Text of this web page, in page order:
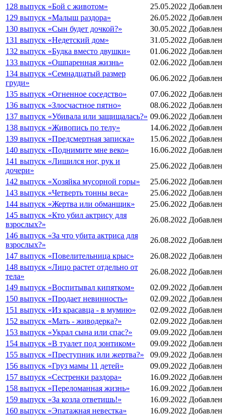
128 выпуск «Бой с животом»
25.05.2022 Добавлен
129 выпуск «Малыш раздора»
26.05.2022 Добавлен
130 выпуск «Сын будет дочкой?»
30.05.2022 Добавлен
131 выпуск «Недетский дом»
31.05.2022 Добавлен
132 выпуск «Будка вместо двушки»
01.06.2022 Добавлен
133 выпуск «Ошпаренная жизнь»
02.06.2022 Добавлен
134 выпуск «Семнадцатый размер
груди»
06.06.2022 Добавлен
135 выпуск «Огненное соседство»
07.06.2022 Добавлен
136 выпуск «Злосчастное пятно»
08.06.2022 Добавлен
137 выпуск «Убивала или защищалась?» 09.06.2022 Добавлен
138 выпуск «Живопись по телу»
14.06.2022 Добавлен
139 выпуск «Предсмертная записка»
15.06.2022 Добавлен
140 выпуск «Поднимите мне веко»
16.06.2022 Добавлен
141 выпуск «Лишился ног, рук и
дочери»
25.06.2022 Добавлен
142 выпуск «Хозяйка мусорной горы»
25.06.2022 Добавлен
143 выпуск «Четверть тонны веса»
25.06.2022 Добавлен
144 выпуск «Жертва или обманщик»
25.06.2022 Добавлен
145 выпуск «Кто убил актрису для
взрослых?»
26.08.2022 Добавлен
146 выпуск «За что убита актриса для
взрослых?»
26.08.2022 Добавлен
147 выпуск «Повелительница крыс»
26.08.2022 Добавлен
148 выпуск «Лицо растет отдельно от
тела»
26.08.2022 Добавлен
149 выпуск «Воспитывал кипятком»
02.09.2022 Добавлен
150 выпуск «Продает невинность»
02.09.2022 Добавлен
151 выпуск «Из красавца - в мумию»
02.09.2022 Добавлен
152 выпуск «Мать - живодерка?»
02.09.2022 Добавлен
153 выпуск «Украл сына или спас?»
09.09.2022 Добавлен
154 выпуск «В туалет под зонтиком»
09.09.2022 Добавлен
155 выпуск «Преступник или жертва?»
09.09.2022 Добавлен
156 выпуск «Груз мамы 11 детей»
09.09.2022 Добавлен
157 выпуск «Сестренки раздора»
16.09.2022 Добавлен
158 выпуск «Переломанная жизнь»
16.09.2022 Добавлен
159 выпуск «За козла ответишь!»
16.09.2022 Добавлен
160 выпуск «Эпатажная невестка»
16.09.2022 Добавлен